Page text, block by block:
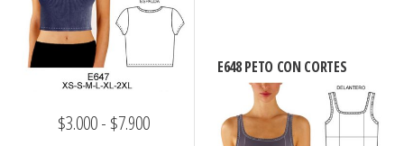
pueden
elegir
en
la
página
de
hasta
$7.900
múltiples
variantes.
Las
$3.000- $7.900Rango
E648 PETO CON CORTES